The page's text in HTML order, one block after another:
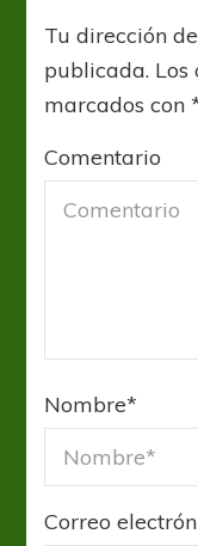
Tu dirección
publicada. Los
marcados con
Comentario
Nombre*
Correo